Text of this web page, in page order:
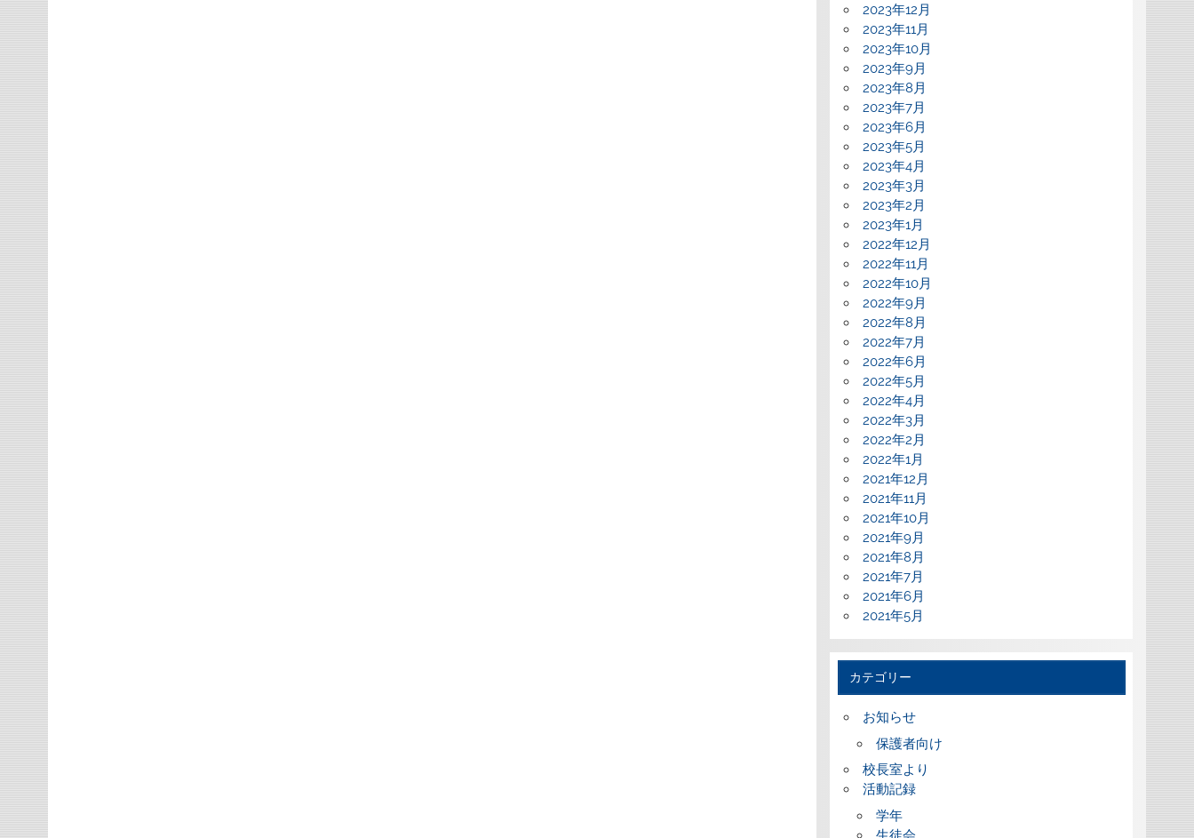
2023年12月
2023年11月
2023年10月
2023年9月
2023年8月
2023年7月
2023年6月
2023年5月
2023年4月
2023年3月
2023年2月
2023年1月
2022年12月
2022年11月
2022年10月
2022年9月
2022年8月
2022年7月
2022年6月
2022年5月
2022年4月
2022年3月
2022年2月
2022年1月
2021年12月
2021年11月
2021年10月
2021年9月
2021年8月
2021年7月
2021年6月
2021年5月
カテゴリー
お知らせ
保護者向け
校長室より
活動記録
学年